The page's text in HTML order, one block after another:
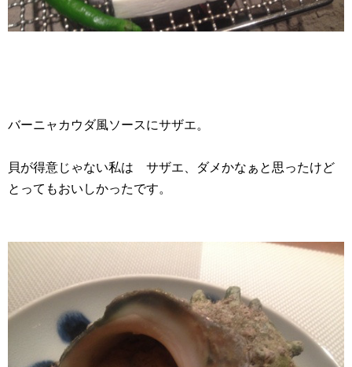
バーニャカウダ風ソースにサザエ。
貝が得意じゃない私は サザエ、ダメかなぁと思ったけど
とってもおいしかったです。